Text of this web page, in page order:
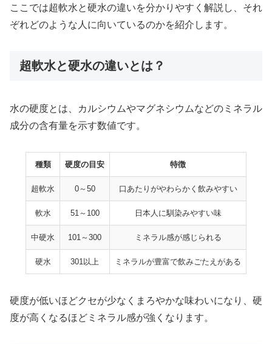
ここでは超軟水と硬水の違いを分かりやすく解説し、それ
ぞれどのような人に向いているのかを紹介します。
超軟水と硬水の違いとは？
水の硬度とは、カルシウムやマグネシウムなどのミネラル
成分の含有量を示す数値です。
種類 硬度の目安 特徴
超軟水 0～50 口あたりがやわらかく飲みやすい
軟水 51～100 日本人に馴染みやすい味
中硬水 101～300 ミネラル感が感じられる
硬水 301以上 ミネラルが豊富で飲みごたえがある
硬度が低いほどクセが少なくまろやかな味わいになり、硬
度が高くなるほどミネラル感が強くなります。